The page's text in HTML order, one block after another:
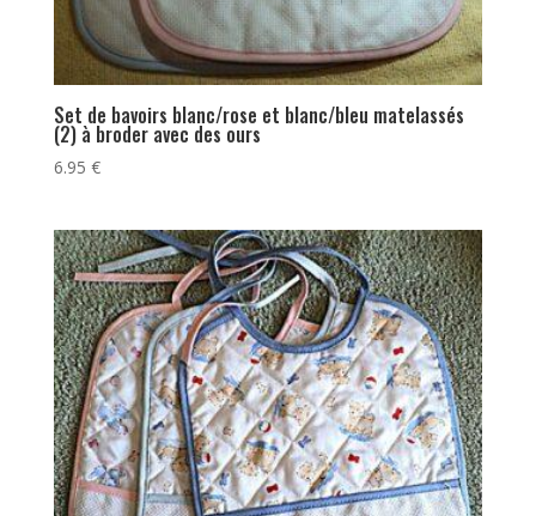
Set de bavoirs blanc/rose et blanc/bleu matelassés
(2) à broder avec des ours
6.95 €